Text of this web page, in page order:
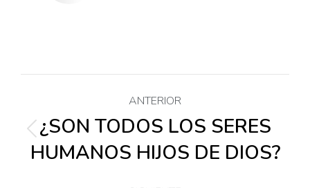
Navegación
entre
ANTERIOR
Publicación
anterior:
¿SON TODOS LOS SERES
HUMANOS HIJOS DE DIOS?